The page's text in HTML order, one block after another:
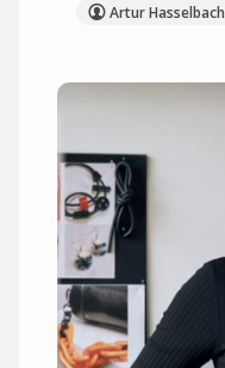
Artur Hasselbach